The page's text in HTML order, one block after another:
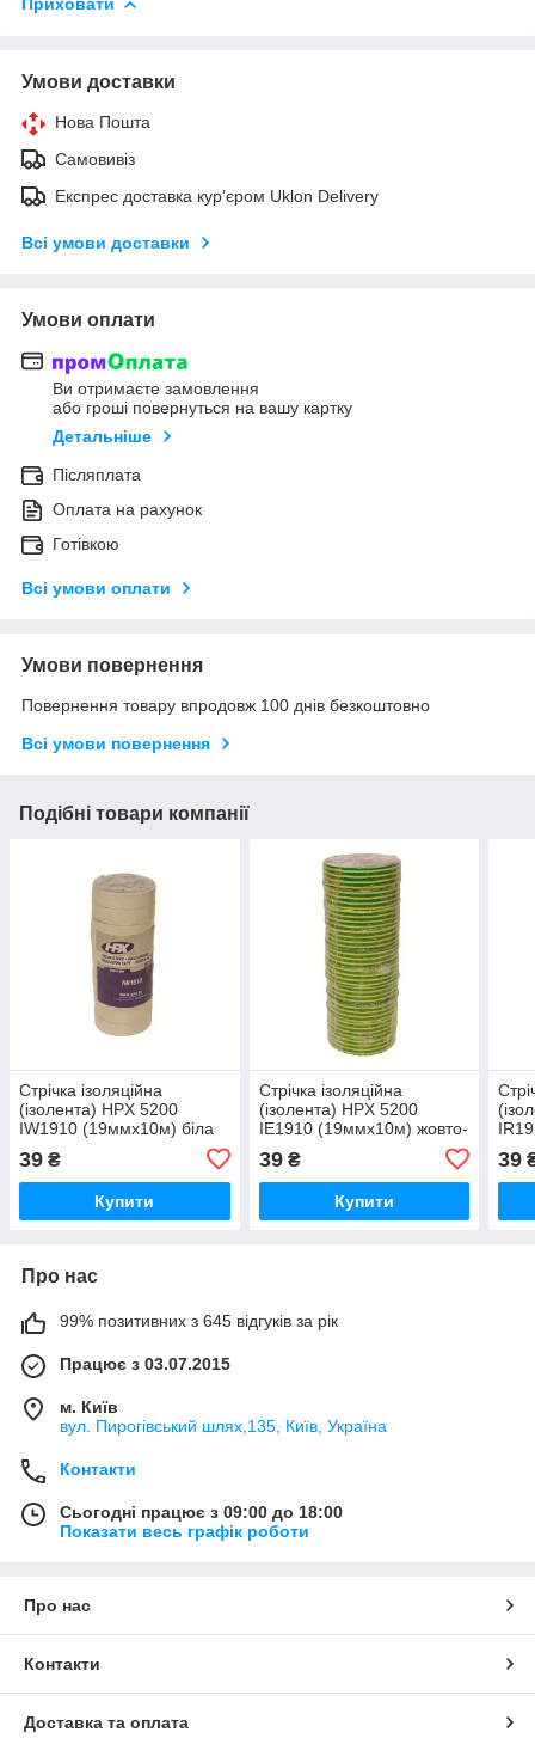
Умови доставки
Нова Пошта
Самовивіз
Експрес доставка кур’єром Uklon Delivery
Всі умови доставки
Умови оплати
Ви отримаєте замовлення
або гроші повернуться на вашу картку
Детальніше
Післяплата
Оплата на рахунок
Готівкою
Всі умови оплати
Умови повернення
Повернення товару впродовж 100 днів безкоштовно
Всі умови повернення
Подібні товари компанії
Стрічка ізоляційна
(ізолента) HPX 5200
IW1910 (19ммx10м) біла
39 ₴
Купити
Стрічка ізоляційна
(ізолента) HPX 5200
IE1910 (19ммx10м) жовто-
39₴
Купити
39
Про нас
99% позитивних з 645 відгуків за рік
Працює з 03.07.2015
м. Київ
вул. Пирогівський шлях,135, Київ, Україна
Контакти
Сьогодні працює з 09:00 до 18:00
Показати весь графік роботи
Про нас
Контакти
Доставка та оплата